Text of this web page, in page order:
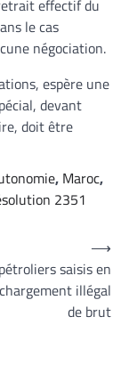
effectif du
le cas
négociation.
espère une
devant
doit être
, Maroc,
2351
saisis en
illégal
de brut
⟶